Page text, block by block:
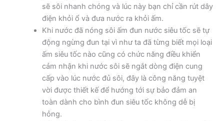
sẽ sôi nhanh chóng và lúc này bạn chỉ cần rút dây
điện khỏi ổ và đưa nước ra khỏi ấm.
Khi nước đã nóng sôi ấm đun nước siêu tốc sẽ tự
động ngừng đun tại vì như ta đã từng biết mọi loại
ấm siêu tốc nào cũng có chức năng điều khiển
cảm nhận khi nước sôi sẽ ngắt dòng điện cung
cấp vào lúc nước đủ sôi, đây là công năng tuyệt
vời được thiết kế để hướng tới sự bảo đảm an
toàn dành cho bình đun siêu tốc không dễ bị
hỏng.